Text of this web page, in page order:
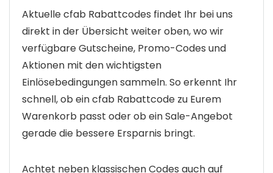
Aktuelle cfab Rabattcodes findet Ihr bei uns
direkt in der Übersicht weiter oben, wo wir
verfügbare Gutscheine, Promo-Codes und
Aktionen mit den wichtigsten
Einlösebedingungen sammeln. So erkennt Ihr
schnell, ob ein cfab Rabattcode zu Eurem
Warenkorb passt oder ob ein Sale-Angebot
gerade die bessere Ersparnis bringt.
Achtet neben klassischen Codes auch auf